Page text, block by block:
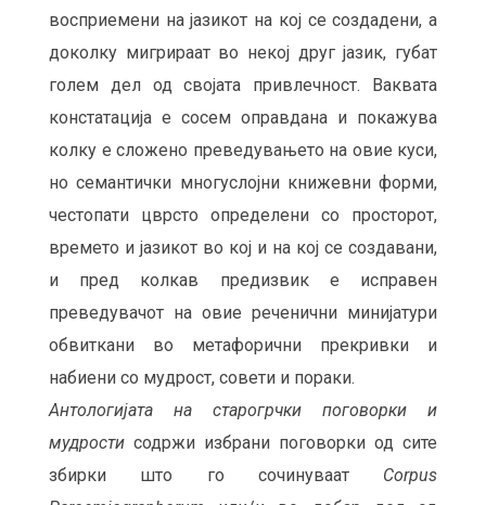
восприемени на јазикот на кој се создадени, а
доколку мигрираат во некој друг јазик, губат
голем дел од својата привлечност. Ваквата
констатација е сосем оправдана и покажува
колку е сложено преведувањето на овие куси,
но семантички многуслојни книжевни форми,
честопати цврсто определени со просторот,
времето и јазикот во кој и на кој се создавани,
и пред колкав предизвик е исправен
преведувачот на овие реченични минијатури
обвиткани во метафорични прекривки и
набиени со мудрост, совети и пораки.
Антологијата на старогрчки поговорки и
мудрости содржи избрани поговорки од сите
збирки што го сочинуваат Corpus